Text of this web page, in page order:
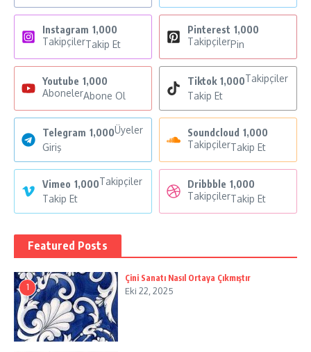
Instagram 1,000
TakipçilerTakip Et
Pinterest 1,000
TakipçilerPin
Youtube 1,000
AbonelerAbone Ol
Tiktok 1,000Takipçiler
Takip Et
Telegram 1,000Üyeler
Giriş
Soundcloud 1,000
TakipçilerTakip Et
Vimeo 1,000Takipçiler
Takip Et
Dribbble 1,000
TakipçilerTakip Et
Featured Posts
1
Çini Sanatı Nasıl Ortaya Çıkmıştır
Eki 22, 2025